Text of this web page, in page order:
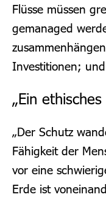
Flüsse müssen
gemanaged
Investitionen;
„Ein
„Der Schutz
Fähigkeit der
vor eine
Erde ist